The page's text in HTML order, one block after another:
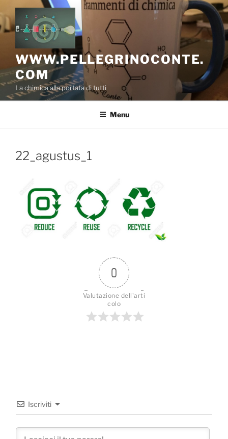
Salta
al
contenuto
WWW.PELLEGRINOCONTE.
COM
La chimica alla portata di tutti
Menu
22_agustus_1
0
Valutazione dell'arti
colo
Iscriviti